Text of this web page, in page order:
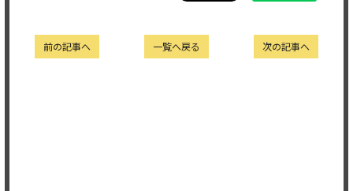
次の記事へ
一覧へ戻る
前の記事へ